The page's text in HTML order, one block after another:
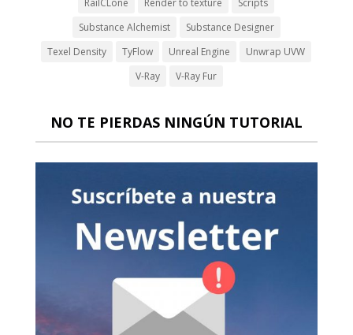
RailCLone Render to texture
Scripts
Substance Alchemist
Substance Designer
Texel Density
TyFlow Unreal Engine
Unwrap UVW
V-Ray
V-Ray Fur
NO TE PIERDAS NINGÚN TUTORIAL